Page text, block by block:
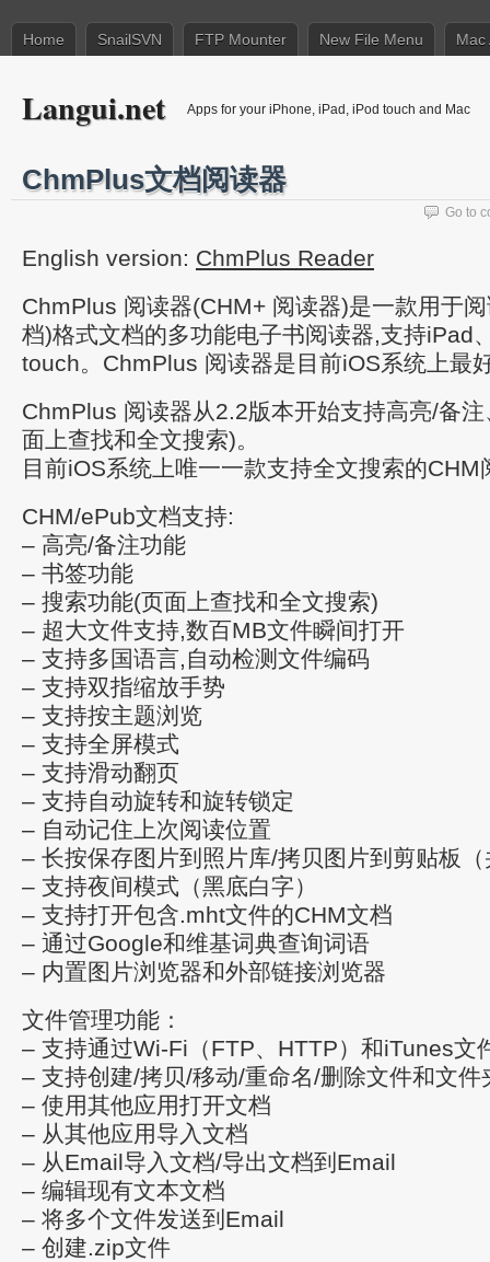
Home SnailSVN FTP Mounter New File Menu Mac
Langui.net Apps for your iPhone, iPad, iPod touch and Mac
ChmPlus文档阅读器
Go to
English version: ChmPlus Reader
ChmPlus 阅读器(CHM+ 阅读器)是一款用于
档)格式文档的多功能电子书阅读器,支持iPad
touch。ChmPlus 阅读器是目前iOS系统上最
ChmPlus 阅读器从2.2版本开始支持高亮/备
面上查找和全文搜索)。
目前iOS系统上唯一一款支持全文搜索的CHM
CHM/ePub文档支持:
– 高亮/备注功能
– 书签功能
– 搜索功能(页面上查找和全文搜索)
– 超大文件支持,数百MB文件瞬间打开
– 支持多国语言,自动检测文件编码
– 支持双指缩放手势
– 支持按主题浏览
– 支持全屏模式
– 支持滑动翻页
– 支持自动旋转和旋转锁定
– 自动记住上次阅读位置
– 长按保存图片到照片库/拷贝图片到剪贴板
– 支持夜间模式（黑底白字）
– 支持打开包含.mht文件的CHM文档
– 通过Google和维基词典查询词语
– 内置图片浏览器和外部链接浏览器
文件管理功能：
– 支持通过Wi-Fi（FTP、HTTP）和iTunes文
– 支持创建/拷贝/移动/重命名/删除文件和文件
– 使用其他应用打开文档
– 从其他应用导入文档
– 从Email导入文档/导出文档到Email
– 编辑现有文本文档
– 将多个文件发送到Email
– 创建.zip文件